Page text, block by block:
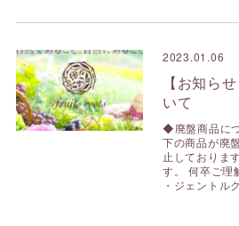
2023.01.06
【お知ら
いて
◆廃盤商品に
下の商品が廃
止しておりま
す。 何卒ご理
・ジェントル